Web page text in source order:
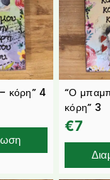
κόρη” 4
“Ο
κόρη” 3
€7